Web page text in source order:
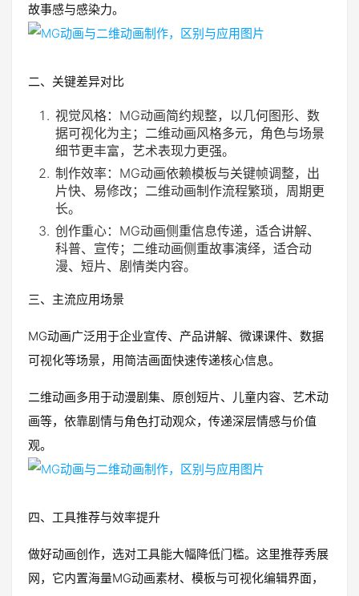
故事感与感染力。
二、关键差异对比
视觉风格：MG动画简约规整，以几何图形、数
据可视化为主；二维动画风格多元，角色与场景
细节更丰富，艺术表现力更强。
制作效率：MG动画依赖模板与关键帧调整，出
片快、易修改；二维动画制作流程繁琐，周期更
长。
创作重心：MG动画侧重信息传递，适合讲解、
科普、宣传；二维动画侧重故事演绎，适合动
漫、短片、剧情类内容。
三、主流应用场景
MG动画广泛用于企业宣传、产品讲解、微课课件、数据
可视化等场景，用简洁画面快速传递核心信息。
二维动画多用于动漫剧集、原创短片、儿童内容、艺术动
画等，依靠剧情与角色打动观众，传递深层情感与价值
观。
四、工具推荐与效率提升
做好动画创作，选对工具能大幅降低门槛。这里推荐秀展
网，它内置海量MG动画素材、模板与可视化编辑界面，